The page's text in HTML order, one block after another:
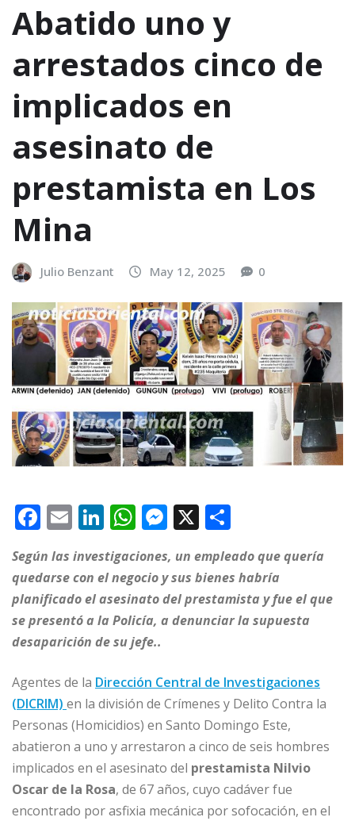
Abatido uno y
arrestados cinco de
implicados en
asesinato de
prestamista en Los
Mina
Julio Benzant May 12, 2025 0
F
a
c
e
b
o
o
k
E
m
ai
l
Li
n
k
e
dI
n
W
h
at
s
A
p
p
M
ss
e
n
e
r
X
o
m
p
ar
Según las investigaciones, un empleado que quería
quedarse con el negocio y sus bienes habría
planificado el asesinato del prestamista y fue el que
se presentó a la Policía, a denunciar la supuesta
desaparición de su jefe..
Agentes de la Dirección Central de Investigaciones
(DICRIM) en la división de Crímenes y Delito Contra la
Personas (Homicidios) en Santo Domingo Este,
abatieron a uno y arrestaron a cinco de seis hombres
implicados en el asesinato del prestamista Nilvio
Oscar de la Rosa, de 67 años, cuyo cadáver fue
encontrado por asfixia mecánica por sofocación, en el